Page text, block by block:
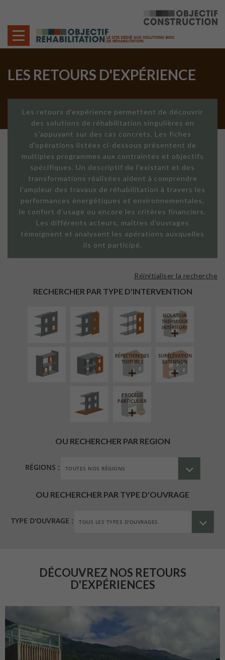
LES RETOURS D'EXPÉRIENCE
Les retours d'expérience permettent de découvrir
des solutions de réhabilitation singulières en
s'appuyant sur des cas concrets. Les fiches
d'opérations listées ci-dessous présentent de
multiples programmes aux contraintes et objectifs
spécifiques. Un descriptif de l'existant et des
transformations réalisées aident à comprendre
l'ampleur des travaux de réhabilitation à travers les
performances énergétiques et environnementales,
le confort d'usage ou encore les critères financiers.
Les différents acteurs, maîtres d'ouvrages
témoignent et analysent les opérations auxquelles
ils ont participé.
RECHERCHER PAR TYPE D'INTERVENTION
Réinitialiser la recherche
EXTÉRIEURE
FAÇADE SUR
LINÉAIRE
ISOLATION
THERMIQUE
INTÉRIEURE
RÉAMÉNAGEMENT
INTÉRIEUR
FERMETURE
LOGGIAS
RÉFECTION DES
TOITURES
SURÉLÉVATION
EXTENSION
AMÉNAGEMENT
EXTÉRIEUR
PROCÉDÉ
PARTICULIER
OU RECHERCHER PAR REGION
RÉGIONS :
OU RECHERCHER PAR TYPE D'OUVRAGE
TYPE D'OUVRAGE :
DÉCOUVREZ NOS RETOURS
D'EXPÉRIENCES